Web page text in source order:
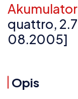
quattro,
08.2005]
Opis